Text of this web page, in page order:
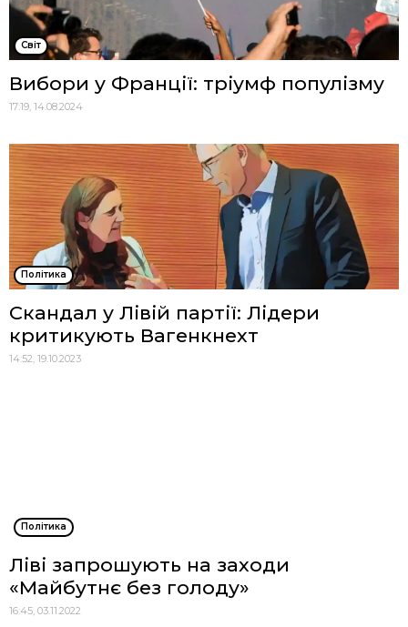
Cвіт
Вибори у Франції: тріумф популізму
17:19, 14.08.2024
Політика
Скандал у Лівій партії: Лідери
критикують Вагенкнехт
14:52, 19.10.2023
Політика
Ліві запрошують на заходи
«Майбутнє без голоду»
16:45, 03.11.2022